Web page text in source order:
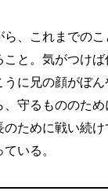
、これまでのこ
こと。気がつけ
うに兄の顔がぼ
守るもののため
ために戦い続け
いる。